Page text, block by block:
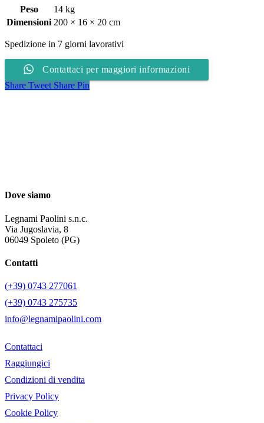
Peso
14 kg
Dimensioni 200 × 16 × 20 cm
Spedizione in 7 giorni lavorativi
Contattaci per maggiori informazioni
Share Tweet Share Pin
Dove siamo
Legnami Paolini s.n.c.
Via Jugoslavia, 8
06049 Spoleto (PG)
Contatti
(+39) 0743 277061
(+39) 0743 275735
info@legnamipaolini.com
Contattaci
Raggiungici
Condizioni di vendita
Privacy Policy
Cookie Policy